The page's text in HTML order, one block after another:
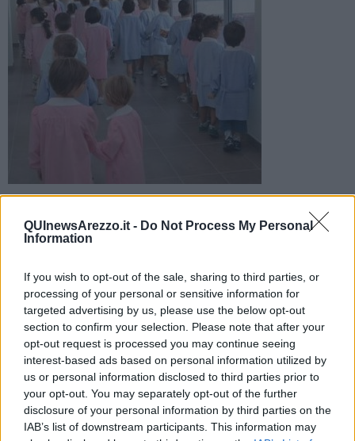
QUInewsArezzo.it - Do Not Process My Personal
Information
If you wish to opt-out of the sale, sharing to third parties, or
processing of your personal or sensitive information for
targeted advertising by us, please use the below opt-out
section to confirm your selection. Please note that after your
opt-out request is processed you may continue seeing
interest-based ads based on personal information utilized by
us or personal information disclosed to third parties prior to
your opt-out. You may separately opt-out of the further
disclosure of your personal information by third parties on the
IAB’s list of downstream participants. This information may
Scadenza venerdì 20 ottobre. Il bando per il contributo Miur
delle rette scolastiche dei nidi e delle scuole dell’infanzia
anno 2022/2023
AREZZO —Fino a venerdì 20 ottobre è possibile presentare
domanda per ottenere il contributo Miur a titolo di rimborso delle
rette di frequenza pagate durante lo scorso anno scolastico, dal
settembre 2022 al giugno 2023, dalle famiglie dei bambini iscritti
agli asili nido e alle scuole dell’infanzia comunali e private.
Requisiti necessari sono la residenza nel Comune di Arezzo ed
essere in regola con il pagamento delle suddette rette. L’elenco dei